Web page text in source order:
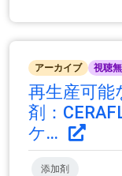
アーカイブ 視聴
再生産可能
剤：
ケ...
添加剤